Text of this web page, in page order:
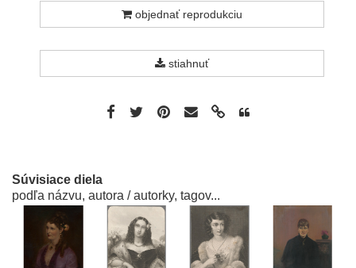
objednať reprodukciu
stiahnuť
Súvisiace diela
podľa názvu, autora / autorky, tagov...